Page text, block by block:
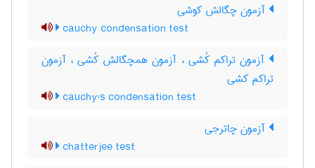
آزمون چگالش کوشی
cauchy condensation test
آزمون تراکم کُشی ، آزمون همچگالش کُشی ، آزمون
تراکم کشی
cauchy's condensation test
آزمون چاترجی
chatterjee test